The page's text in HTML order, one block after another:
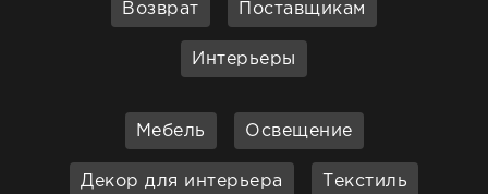
Возврат Поставщикам
Интерьеры
Мебель Освещение
Декор для интерьера Текстиль